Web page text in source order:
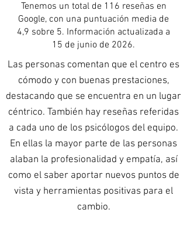
Tenemos un total de 116 reseñas en
Google, con una puntuación media de
4,9 sobre 5. Información actualizada a
15 de junio de 2026.
Las personas comentan que el centro es
cómodo y con buenas prestaciones,
destacando que se encuentra en un lugar
céntrico. También hay reseñas referidas
a cada uno de los psicólogos del equipo.
En ellas la mayor parte de las personas
alaban la profesionalidad y empatía, así
como el saber aportar nuevos puntos de
vista y herramientas positivas para el
cambio.